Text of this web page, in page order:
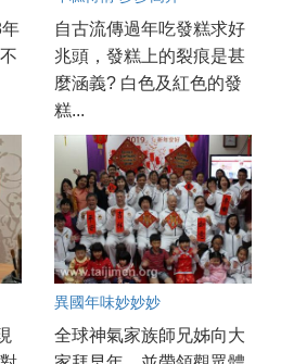
自古流傳過年吃發糕求好
兆頭，發糕上的裂痕是甚
麼涵義? 白色及紅色的發
糕...
異國年味妙妙妙
全球神氣家族師兄姊向大